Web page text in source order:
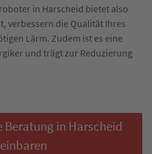
in Harscheid bietet also
verbessern die Qualität Ihres
Lärm. Zudem ist es eine
und trägt zur Reduzierung
in Harscheid